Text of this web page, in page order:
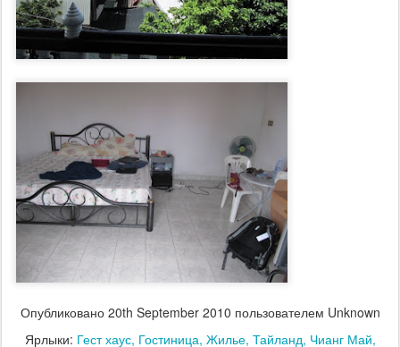
Опубликовано 20th September 2010 пользователем Unknown
Ярлыки: Гест хаус Гостиница Жилье Тайланд Чианг Май